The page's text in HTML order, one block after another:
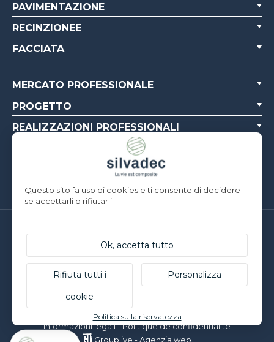
PAVIMENTAZIONE
RECINZIONEE
FACCIATA
MERCATO PROFESSIONALE
PROGETTO
REALIZZAZIONI PROFESSIONALI
Silvadec France
Parc d’Activités de l’Estuaire
F-56190 ARZAL | T. +33 (0)2 97 450 900
Silvadec Deutschland
Ludwig-Erhard-Straße 3
D-84069 Schierling | T. +49 9451 9443 500
© Silvadec - Tutti i diritti riservati - Foto non contrattuali
Informazioni legali-Politique de confidentialité
Grouplive - Agenzia web
Questo sito fa uso di cookies e ti consente di decidere
se accettarli o rifiutarli
Ok, accetta tutto
Rifiuta tutti i
cookie
Personalizza
Politica sulla riservatezza